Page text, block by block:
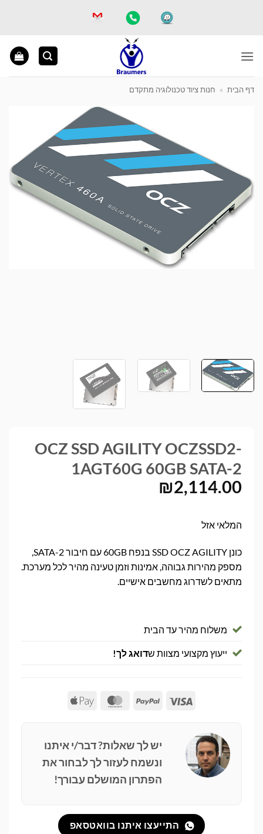
דף הבית » חנות ציוד טכנולוגיה מתקדם
OCZ SSD AGILITY OCZSSD2-
1AGT60G 60GB SATA-2
₪2,114.00
המלאי אזל
מספק מהירות גבוהה, אמינות וזמן טעינה מהיר לכל מערכת.
מתאים לשדרוג מחשבים אישיים.
משלוח מהיר עד הבית
ייעוץ מקצועי מצוות שדואג לך!
Visa
PayPal
MasterCard
Apple
יש לך שאלות? דבר/י איתנו
ונשמח לעזור לך לבחור את
הפתרון המושלם עבורך!
התייעצו איתנו בוואטסאפ